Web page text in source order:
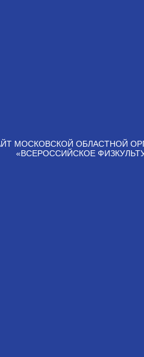
МОСКОВСКОЙ ОБЛАСТНОЙ
«ВСЕРОССИЙСКОЕ